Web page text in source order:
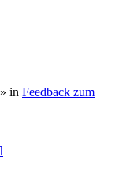
» in Feedback zum